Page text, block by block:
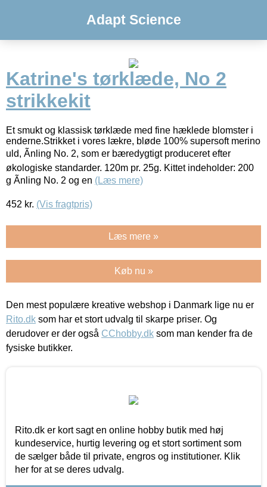
Adapt Science
Katrine's tørklæde, No 2
strikkekit
Et smukt og klassisk tørklæde med fine hæklede blomster i
enderne.Strikket i vores lækre, bløde 100% supersoft merino
uld, Ãnling No. 2, som er bæredygtigt produceret efter
økologiske standarder. 120m pr. 25g. Kittet indeholder: 200
g Ãnling No. 2 og en (Læs mere)
452 kr. (Vis fragtpris)
Læs mere »
Køb nu »
Den mest populære kreative webshop i Danmark lige nu er
Rito.dk som har et stort udvalg til skarpe priser. Og
derudover er der også CChobby.dk som man kender fra de
fysiske butikker.
Rito.dk er kort sagt en online hobby butik med høj
kundeservice, hurtig levering og et stort sortiment som
de sælger både til private, engros og institutioner. Klik
her for at se deres udvalg.